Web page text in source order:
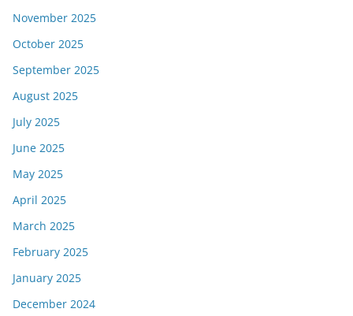
November 2025
October 2025
September 2025
August 2025
July 2025
June 2025
May 2025
April 2025
March 2025
February 2025
January 2025
December 2024